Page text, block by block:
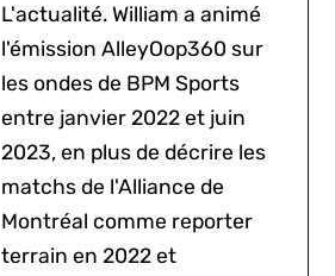
L'actualité. William a animé
l'émission AlleyOop360 sur
les ondes de BPM Sports
entre janvier 2022 et juin
2023, en plus de décrire les
matchs de l'Alliance de
Montréal comme reporter
terrain en 2022 et